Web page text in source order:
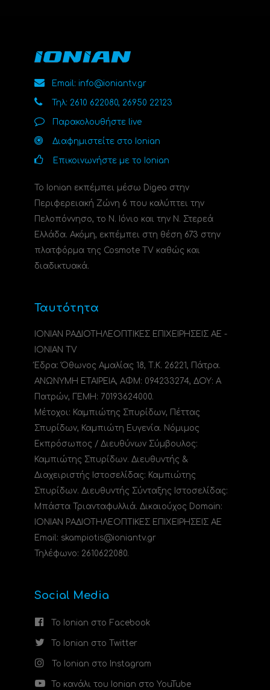
Email: info@ioniantv.gr
Τηλ: 2610 622080, 26950 22123
Παρακολουθήστε live
Διαφημιστείτε στο Ionian
Επικοινωνήστε με το Ionian
Το Ionian εκπέμπει μέσω Digea στην
Περιφερειακή Ζώνη 6 που καλύπτει την
Πελοπόννησο, το N. Ιόνιο και την Ν. Στερεά
Ελλάδα. Ακόμη, εκπέμπει στη θέση 673 στην
πλατφόρμα της Cosmote TV καθώς και
διαδικτυακά.
Ταυτότητα
ΙΟΝΙΑΝ ΡΑΔΙΟΤΗΛΕΟΠΤΙΚΕΣ ΕΠΙΧΕΙΡΗΣΕΙΣ ΑΕ -
IONIAN TV
Έδρα: Όθωνος Αμαλίας 18, Τ.Κ. 26221, Πάτρα.
ΑΝΩΝΥΜΗ ΕΤΑΙΡΕΙΑ, ΑΦΜ: 094233274, ΔΟΥ: A
Πατρών, ΓΕΜΗ: 70193624000.
Μέτοχοι: Καμπιώτης Σπυρίδων, Πέττας
Σπυρίδων, Καμπιώτη Ευγενία. Νόμιμος
Εκπρόσωπος / Διευθύνων Σύμβουλος:
Καμπιώτης Σπυρίδων. Διευθυντής &
Διαχειριστής Ιστοσελίδας: Καμπιώτης
Σπυρίδων. Διευθυντής Σύνταξης Ιστοσελίδας:
Μπάστα Τριανταφυλλιά. Δικαιούχος Domain:
ΙΟΝΙΑΝ ΡΑΔΙΟΤΗΛΕΟΠΤΙΚΕΣ ΕΠΙΧΕΙΡΗΣΕΙΣ ΑΕ
Email: skampiotis@ioniantv.gr
Τηλέφωνο: 2610622080.
Social Media
Το Ionian στο Facebook
Το Ionian στο Twitter
Το Ionian στο Instagram
Το κανάλι του Ionian στο YouTube